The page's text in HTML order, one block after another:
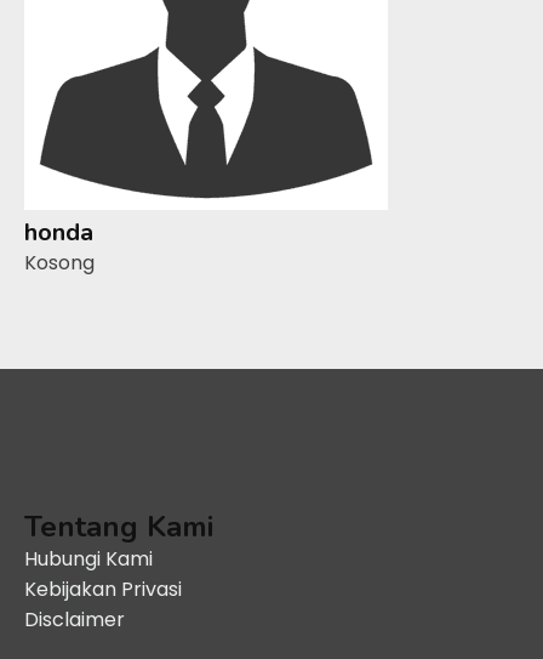
honda
Kosong
Tentang Kami
Hubungi Kami
Kebijakan Privasi
Disclaimer